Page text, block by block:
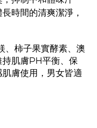
時間的清爽潔淨，
、柿子果實酵素、澳
持肌膚PH平衡、保
膚使用，男女皆適